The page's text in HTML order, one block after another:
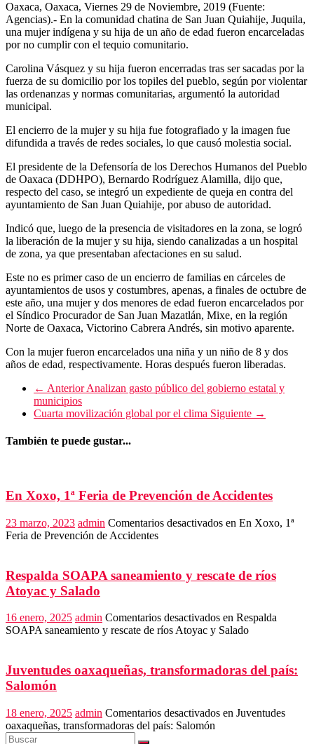
Oaxaca, Oaxaca, Viernes 29 de Noviembre, 2019 (Fuente:
Agencias).- En la comunidad chatina de San Juan Quiahije, Juquila,
una mujer indígena y su hija de un año de edad fueron encarceladas
por no cumplir con el tequio comunitario.
Carolina Vásquez y su hija fueron encerradas tras ser sacadas por la
fuerza de su domicilio por los topiles del pueblo, según por violentar
las ordenanzas y normas comunitarias, argumentó la autoridad
municipal.
El encierro de la mujer y su hija fue fotografiado y la imagen fue
difundida a través de redes sociales, lo que causó molestia social.
El presidente de la Defensoría de los Derechos Humanos del Pueblo
de Oaxaca (DDHPO), Bernardo Rodríguez Alamilla, dijo que,
respecto del caso, se integró un expediente de queja en contra del
ayuntamiento de San Juan Quiahije, por abuso de autoridad.
Indicó que, luego de la presencia de visitadores en la zona, se logró
la liberación de la mujer y su hija, siendo canalizadas a un hospital
de zona, ya que presentaban afectaciones en su salud.
Este no es primer caso de un encierro de familias en cárceles de
ayuntamientos de usos y costumbres, apenas, a finales de octubre de
este año, una mujer y dos menores de edad fueron encarcelados por
el Síndico Procurador de San Juan Mazatlán, Mixe, en la región
Norte de Oaxaca, Victorino Cabrera Andrés, sin motivo aparente.
Con la mujer fueron encarcelados una niña y un niño de 8 y dos
años de edad, respectivamente. Horas después fueron liberadas.
← AnteriorAnalizan gasto público del gobierno estatal y
municipios
Cuarta movilización global por el clima Siguiente →
También te puede gustar...
En Xoxo, 1ª Feria de Prevención de Accidentes
23 marzo, 2023 admin Comentarios desactivados en En Xoxo, 1ª
Feria de Prevención de Accidentes
Respalda SOAPA saneamiento y rescate de ríos
Atoyac y Salado
16 enero, 2025 admin Comentarios desactivados en Respalda
SOAPA saneamiento y rescate de ríos Atoyac y Salado
Juventudes oaxaqueñas, transformadoras del país:
Salomón
18 enero, 2025 admin Comentarios desactivados en Juventudes
oaxaqueñas, transformadoras del país: Salomón